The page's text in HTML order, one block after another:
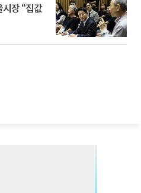
장 “집값